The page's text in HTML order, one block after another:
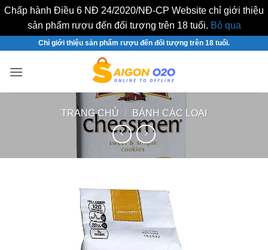
Chấp hành Điều 6 NĐ 24/2020/NĐ-CP Website chỉ giới thiệu
sản phẩm rượu đến đối tượng trên 18 tuổi. Bỏ qua
nội
Chỉ giới thiệu sản phẩm rượu đến đối tượng trên 18 tuổi.
TRANG CHỦ / BÁNH CÁC LOẠI